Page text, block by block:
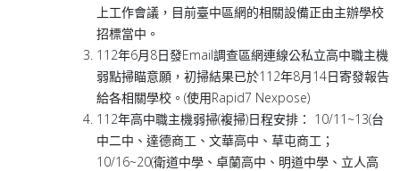
上工作會議，目前臺中區網的相關設備正由主辦學校
招標當中。
112年6月8日發Email調查區網連線公私立高中職主機
弱點掃瞄意願，初掃結果已於112年8月14日寄發報告
給各相關學校。(使用Rapid7 Nexpose)
112年高中職主機弱掃(複掃)日程安排： 10/11~13(台
中二中、達德商工、文華高中、草屯商工；
10/16~20(衛道中學、卓蘭高中、明道中學、立人高